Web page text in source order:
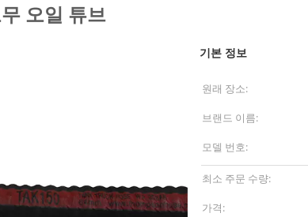
오일 튜브
기본 정보
원래 장소:
브랜드 이름:
모델 번호:
최소 주문 수량:
가격: